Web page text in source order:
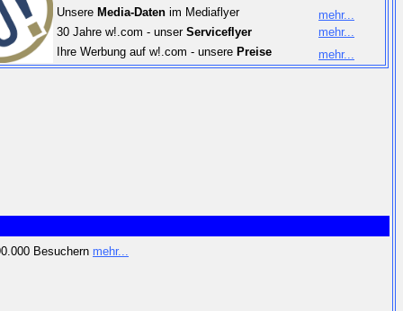
Unsere Media-Daten im Mediaflyer
mehr...
30 Jahre w!.com - unser Serviceflyer
mehr...
Ihre Werbung auf w!.com - unsere Preise mehr...
Besuchern mehr...